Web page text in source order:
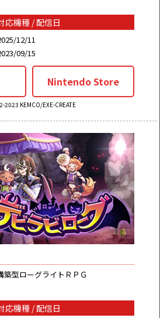
応機種 / 配信日
12/11
09/15
Nintendo Store
2023 KEMCO/EXE-CREATE
築型ローグライトＲＰＧ
応機種 / 配信日